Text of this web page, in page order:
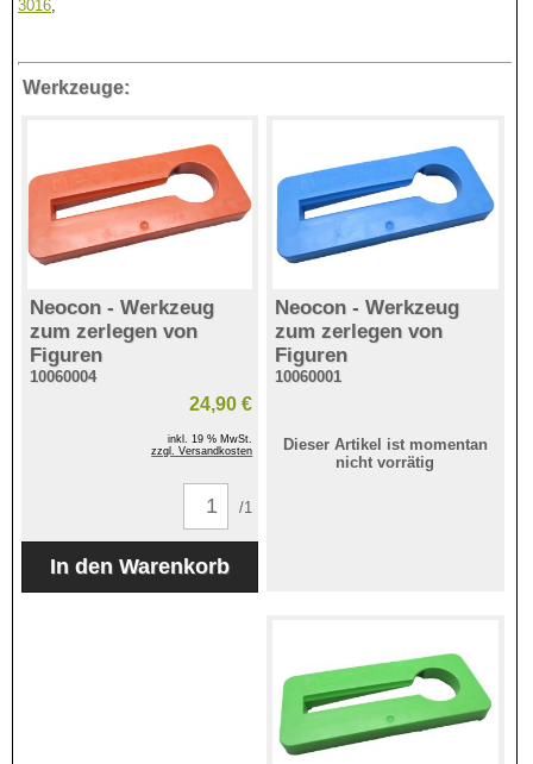
3016,
Werkzeuge:
Neocon - Werkzeug
zum zerlegen von
Figuren
10060004
24,90 €
inkl. 19 % MwSt.
zzgl. Versandkosten
/1
Neocon - Werkzeug
zum zerlegen von
Figuren
10060001
Dieser Artikel ist momentan
nicht vorrätig